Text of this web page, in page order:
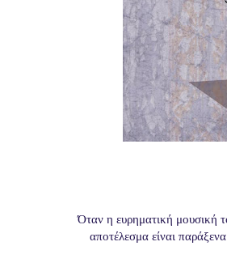
Όταν η ευρηματική μουσική
αποτέλεσμα είναι